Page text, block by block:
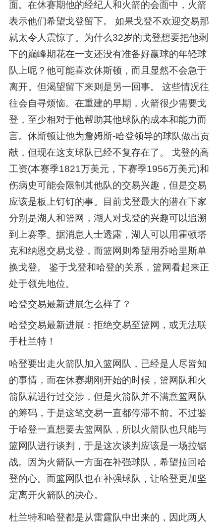
面。在休赛期他的经纪人和火箭的会面中，火箭
表示他们希望戈登留下。 如果戈登不欢迎交易那
就太令人震惊了。为什么32岁的戈登想要把他剩
下的巅峰期花在一支还没有准备好赢球的年轻球
队上呢？他可能喜欢休斯顿，而且显然不会急于
离开。但渴望留下来则是另一回事。 这些情况往
往会自寻烦恼。在重建的早期，火箭很少需要戈
登，至少相对于他帮助其他球队的成本和能力而
言。休斯顿让他为詹姆斯-哈登领导的球队做出贡
献，但现在这支球队已经不复存在了。 戈登的高
工资(本赛季1821万美元，下赛季1956万美元)和
伤病史可能会限制其他队的交易兴趣，但是交易
应该是板上钉钉的事。目前戈登最大的潜在下家
分别是湖人和篮网，湖人对戈登的兴趣可以追溯
到上赛季。据消息人士透露，湖人可以用霍顿塔
克和纳恩交易戈登，而篮网则希望用乔哈里斯单
换戈登。 鉴于戈登和哈登的关系，篮网看起来正
处于领先地位。
哈登交易最新进展怎么样了？
哈登交易最新进展：拒绝交易至篮网，或无法联
手杜兰特！
哈登要出走火箭队加入篮网队，已经是人尽皆知
的事情，而在休赛期刚开始的时候，篮网队和火
箭队就进行过交涉，但是火箭队并不满意篮网队
的筹码，于是这笔交易一直都停滞不前。不过鉴
于哈登一直想要去篮网队，所以火箭队也只能与
篮网队进行谈判，于是这次谈判应该是一场拉锯
战。因为火箭队一方面在补强球队，希望拉回哈
登的心。而篮网队也在补强球队，让哈登更加坚
定离开火箭队的决心。
杜兰特和哈登都是从雷霆队中出来的，因此两人